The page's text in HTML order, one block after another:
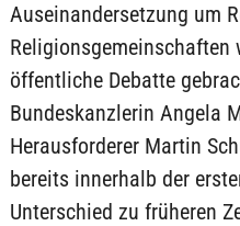
Auseinandersetzung um
öffentliche Debatte
Bundeskanzlerin Angela
Herausforderer Martin
bereits innerhalb der
Unterschied zu früheren